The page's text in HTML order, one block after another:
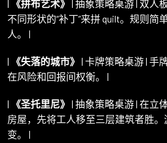
《拼布艺术》
| 抽象策略桌游 | 双
不同形状的“补丁”来拼 quilt。规则简
人。 |
| 《失落的城市》 | 卡牌策略桌游 | 手
在风险和回报间权衡。 |
| 《圣托里尼》 | 抽象策略桌游 | 在立
房屋，先将工人移至三层建筑者胜
变。 |